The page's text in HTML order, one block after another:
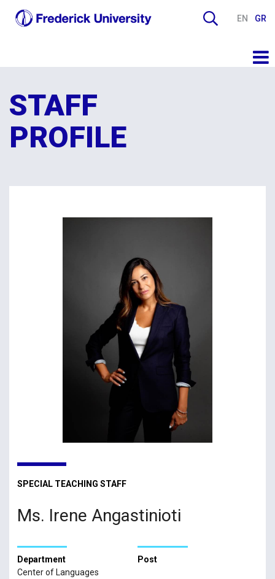
EN GR
STAFF
PROFILE
SPECIAL TEACHING STAFF
Ms. Irene Angastinioti
Department
Center of Languages
Post